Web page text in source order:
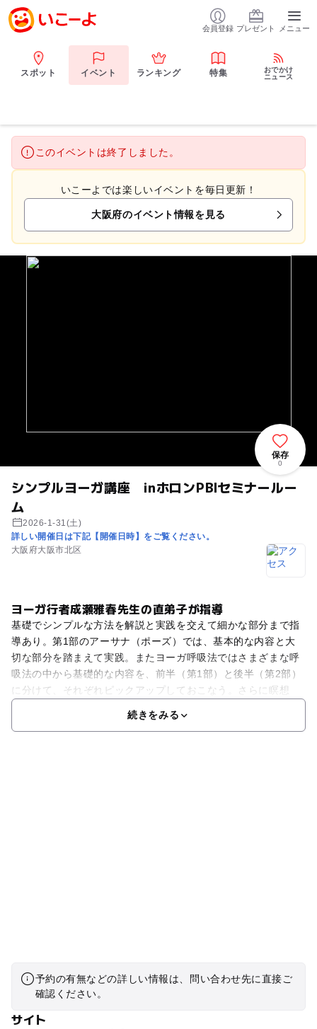
会員登録 プレゼント メニュー
スポット イベント ランキング 特集
おでかけ
ニュース
このイベントは終了しました。
いこーよでは楽しいイベントを毎日更新！
大阪府のイベント情報を見る
シンプルヨーガ講座 inホロンPBIセミナールー
ム
2026-1-31(土)
詳しい開催日は下記【開催日時】をご覧ください。
大阪府大阪市北区
保存
0
ヨーガ行者成瀬雅春先生の直弟子が指導
基礎でシンプルな方法を解説と実践を交えて細かな部分まで指
導あり。第1部のアーサナ（ポーズ）では、基本的な内容と大
切な部分を踏まえて実践。またヨーガ呼吸法ではさまざまな呼
吸法の中から基礎的な内容を、前半（第1部）と後半（第2部）
に分けて、それぞれピックアップしておこなう。さらに瞑想
続きをみる
予約の有無などの詳しい情報は、問い合わせ先に直接ご
確認ください。
サイト